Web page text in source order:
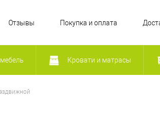
Отзывы Покупка и оплата
Кровати и матрасы